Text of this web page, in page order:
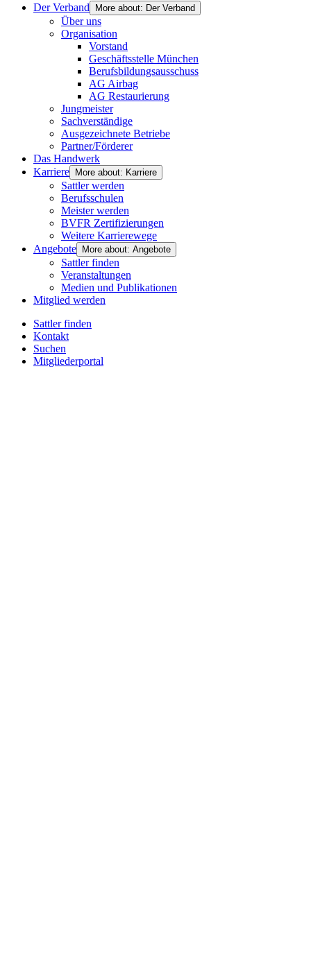
Der Verband More about: Der Verband
Über uns
Organisation
Vorstand
Geschäftsstelle München
Berufsbildungsausschuss
AG Airbag
AG Restaurierung
Jungmeister
Sachverständige
Ausgezeichnete Betriebe
Partner/Förderer
Das Handwerk
Karriere More about: Karriere
Sattler werden
Berufsschulen
Meister werden
BVFR Zertifizierungen
Weitere Karrierewege
Angebote More about: Angebote
Sattler finden
Veranstaltungen
Medien und Publikationen
Mitglied werden
Sattler finden
Kontakt
Suchen
Mitgliederportal